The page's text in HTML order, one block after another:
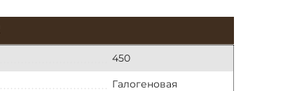
450
Галогеновая